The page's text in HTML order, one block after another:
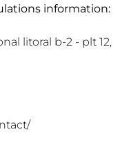
information:
litoral b-2 - plt 12,